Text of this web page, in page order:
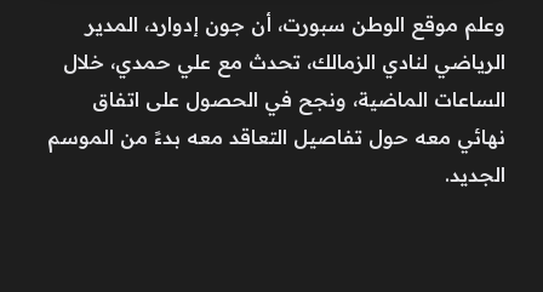
وعلم موقع الوطن سبورت، أن جون إدوارد، المدير
الرياضي لنادي الزمالك، تحدث مع علي حمدي، خلال
الساعات الماضية، ونجح في الحصول على اتفاق
نهائي معه حول تفاصيل التعاقد معه بدءً من الموسم
الجديد.